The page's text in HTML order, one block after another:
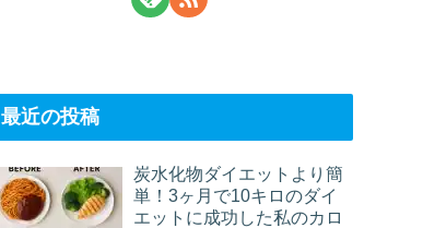
最近の投稿
炭水化物ダイエットより簡
単！3ヶ月で10キロのダイ
エットに成功した私のカロ